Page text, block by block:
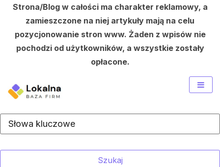
Strona/Blog w całości ma charakter reklamowy, a
zamieszczone na niej artykuły mają na celu
pozycjonowanie stron www. Żaden z wpisów nie
pochodzi od użytkowników, a wszystkie zostały
opłacone.
content
Szukaj